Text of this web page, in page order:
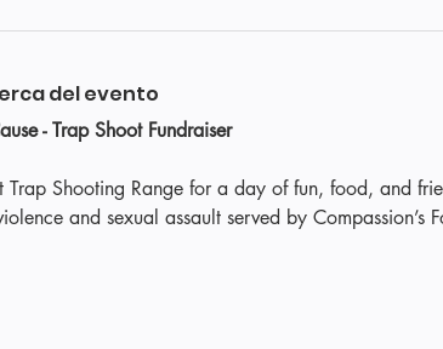
del evento
- Trap Shoot Fundraiser
Trap Shooting Range for a day of fun, food, and
and sexual assault served by Compassion’s